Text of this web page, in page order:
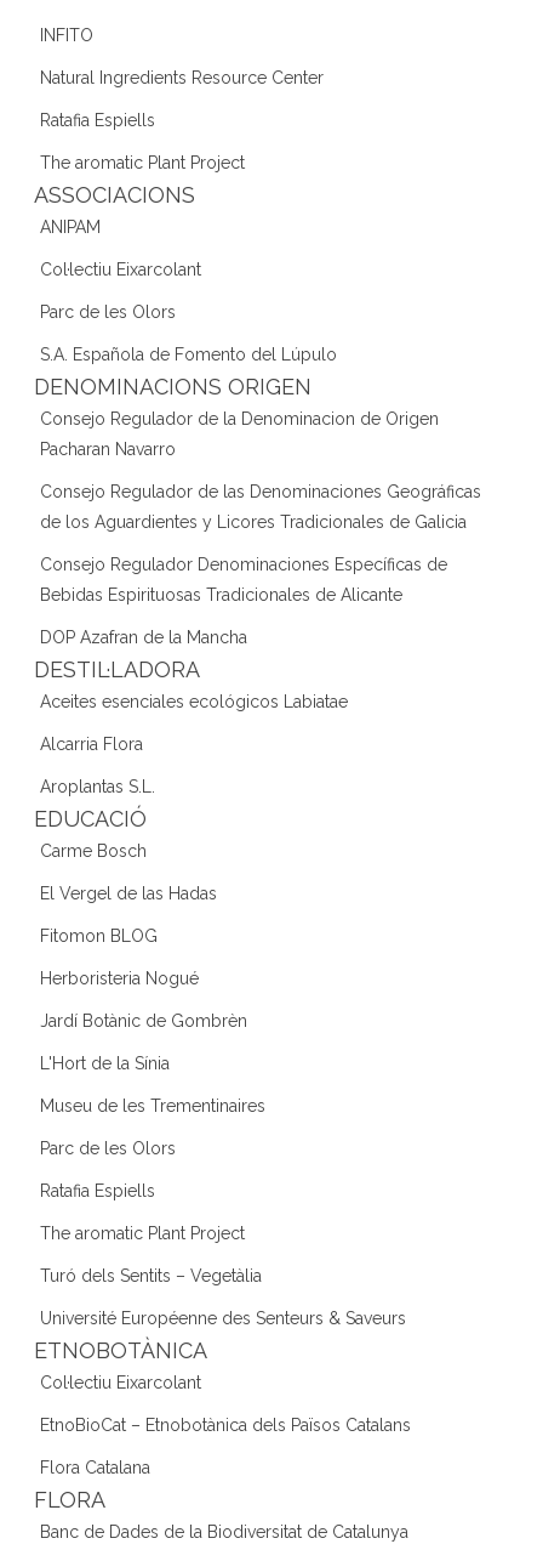
INFITO
Natural Ingredients Resource Center
Ratafia Espiells
The aromatic Plant Project
ASSOCIACIONS
ANIPAM
Col·lectiu Eixarcolant
Parc de les Olors
S.A. Española de Fomento del Lúpulo
DENOMINACIONS ORIGEN
Consejo Regulador de la Denominacion de Origen
Pacharan Navarro
Consejo Regulador de las Denominaciones Geográficas
de los Aguardientes y Licores Tradicionales de Galicia
Consejo Regulador Denominaciones Específicas de
Bebidas Espirituosas Tradicionales de Alicante
DOP Azafran de la Mancha
DESTIL·LADORA
Aceites esenciales ecológicos Labiatae
Alcarria Flora
Aroplantas S.L.
EDUCACIÓ
Carme Bosch
El Vergel de las Hadas
Fitomon BLOG
Herboristeria Nogué
Jardí Botànic de Gombrèn
L'Hort de la Sínia
Museu de les Trementinaires
Parc de les Olors
Ratafia Espiells
The aromatic Plant Project
Turó dels Sentits – Vegetàlia
Université Européenne des Senteurs & Saveurs
ETNOBOTÀNICA
Col·lectiu Eixarcolant
EtnoBioCat – Etnobotànica dels Països Catalans
Flora Catalana
FLORA
Banc de Dades de la Biodiversitat de Catalunya